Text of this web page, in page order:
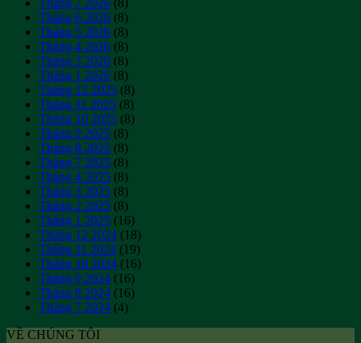
Tháng 7 2026 (8)
Tháng 6 2026 (8)
Tháng 5 2026 (8)
Tháng 4 2026 (8)
Tháng 3 2026 (8)
Tháng 1 2026 (8)
Tháng 12 2025 (8)
Tháng 11 2025 (8)
Tháng 10 2025 (8)
Tháng 9 2025 (8)
Tháng 8 2025 (8)
Tháng 7 2025 (8)
Tháng 4 2025 (8)
Tháng 3 2025 (8)
Tháng 2 2025 (8)
Tháng 1 2025 (16)
Tháng 12 2024 (18)
Tháng 11 2024 (19)
Tháng 10 2024 (16)
Tháng 9 2024 (16)
Tháng 8 2024 (16)
Tháng 7 2024 (4)
VỀ CHÚNG TÔI